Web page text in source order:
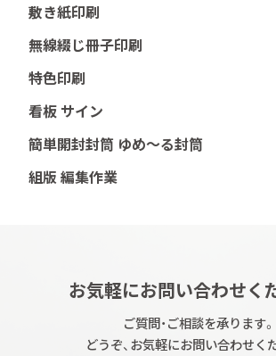
敷き紙印刷
無線綴じ冊子印刷
特色印刷
看板 サイン
簡単開封封筒 ゆめ～る封筒
組版 編集作業
お気軽にお問い合わせく
ご質問・ご相談を承ります。
どうぞ、お気軽にお問い合わせく